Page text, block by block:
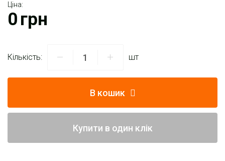
проектування
Ціна:
0грн
Кількість: шт
В кошик
Купити в один клік